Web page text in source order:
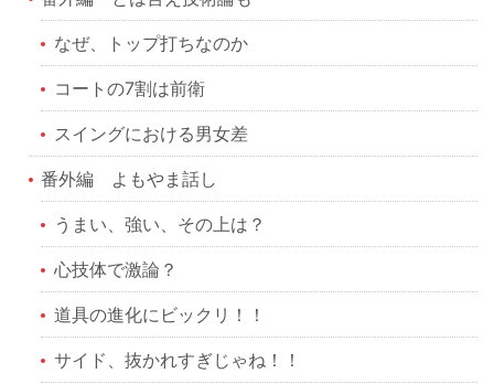
なぜ、トップ打ちなのか
コートの7割は前衛
スイングにおける男女差
番外編 よもやま話し
うまい、強い、その上は？
心技体で激論？
道具の進化にビックリ！！
サイド、抜かれすぎじゃね！！